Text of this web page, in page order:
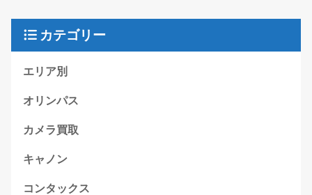
カテゴリー
エリア別
オリンパス
カメラ買取
キャノン
コンタックス